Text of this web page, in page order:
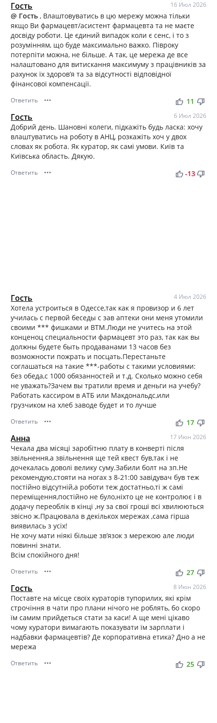
Гость 16 Июл 2026
@ Гость, Влаштовуватись в цю мережу можна тільки
якщо Ви фармацевт/асистент фармацевта та не маєте
досвіду роботи. Це єдиний випадок коли є сенс, і то з
розумінням, що буде максимально важко. Півроку
потерпіти можна, не більше. А так, це мережа де все
налаштовано для витискання максимуму з працівників за
рахунок їх здоров’я та за відсутності відповідної
фінансової компенсації.
Ответить ••• thumb_up thumb_down
11
Гость 6 Июл 2026
Добрий день. Шановні колеги, підкажіть будь ласка: хочу
влаштуватись на роботу в АНЦ, розкажіть хоч у двох
словах як робота. Як куратор, як самі умови. Київ та
Київська область. Дякую.
Ответить ••• thumb_up thumb_down
-13
Гость 4 Июл 2026
Хотела устроиться в Одессе,так как я провизор и 6 лет
училась с первой беседы с зав аптеки они меня утомили
своими *** фишками и ВТМ.Люди не учитесь на этой
конценоц специальности фармацевт это раз, так как вы
должны будете быть продаванами 13 часов без
возможности пожрать и посцать.Перестаньте
соглашаться на такие ***-работы с такими условиями:
без обеда,с 1000 обязанностей и т.д. Сколько можно себя
не уважать?Зачем вы тратили время и деньги на учебу?
Работать кассиром в АТБ или Макдональдс,или
грузчиком на хлеб заводе будет и то лучше
Ответить ••• thumb_up thumb_down
17
Анна 17 Июн 2026
Чекала два місяці заробітню плату в конверті після
звільнення,а звільнення ще тей квест був,так і не
дочекалась доволі велику суму.Забили болт на зп.Не
рекомендую,стояти на ногах з 8-21:00 завідувач був теж
постійно відсутній,а роботи теж достатньо,ті ж самі
переміщення,постійно не було,ніхто це не контролює і в
додачу переоблік в кінці ,ну за свої гроші всі хвилюються
звісно ж.Працювала в декількох мережах ,сама гірша
виявилась з усіх!
Не хочу мати ніякі більше звʼязок з мережою але люди
повинні знати.
Всім спокійного дня!
Ответить ••• thumb_up thumb_down
27
Гость 8 Июн 2026
Поставте на місце своїх кураторів тупорилих, які крім
строчіння в чати про плани нічого не роблять, бо скоро
їм самим прийдеться стати за каси! А ще мені цікаво
чому куратори вимагають показувати їм зарплати і
надбавки фармацевтів? Де корпоративна етика? Дно а не
мережа
Ответить ••• thumb_up thumb_down
25